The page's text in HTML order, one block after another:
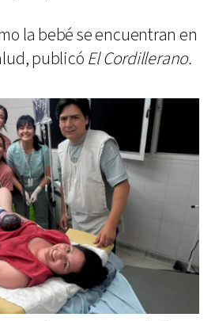
la bebé se encuentran en
publicó El Cordillerano.